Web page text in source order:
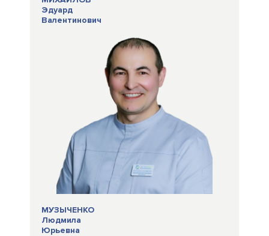
Эдуард
Валентинович
МУЗЫЧЕНКО
Людмила
Юрьевна